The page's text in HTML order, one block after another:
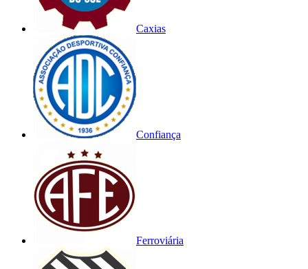
Caxias
Confiança
Ferroviária